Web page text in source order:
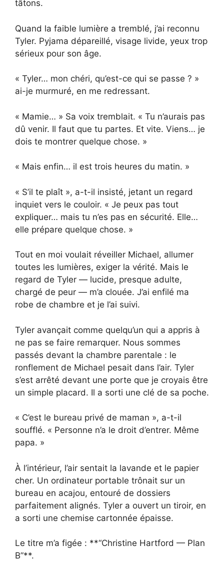
tâtons.
Quand la faible lumière a tremblé, j’ai reconnu
Tyler. Pyjama dépareillé, visage livide, yeux trop
sérieux pour son âge.
« Tyler… mon chéri, qu’est-ce qui se passe ? »
ai-je murmuré, en me redressant.
« Mamie… » Sa voix tremblait. « Tu n’aurais pas
dû venir. Il faut que tu partes. Et vite. Viens… je
dois te montrer quelque chose. »
« Mais enfin… il est trois heures du matin. »
« S’il te plaît », a-t-il insisté, jetant un regard
inquiet vers le couloir. « Je peux pas tout
expliquer… mais tu n’es pas en sécurité. Elle…
elle prépare quelque chose. »
Tout en moi voulait réveiller Michael, allumer
toutes les lumières, exiger la vérité. Mais le
regard de Tyler — lucide, presque adulte,
chargé de peur — m’a clouée. J’ai enfilé ma
robe de chambre et je l’ai suivi.
Tyler avançait comme quelqu’un qui a appris à
ne pas se faire remarquer. Nous sommes
passés devant la chambre parentale : le
ronflement de Michael pesait dans l’air. Tyler
s’est arrêté devant une porte que je croyais être
un simple placard. Il a sorti une clé de sa poche.
« C’est le bureau privé de maman », a-t-il
soufflé. « Personne n’a le droit d’entrer. Même
papa. »
À l’intérieur, l’air sentait la lavande et le papier
cher. Un ordinateur portable trônait sur un
bureau en acajou, entouré de dossiers
parfaitement alignés. Tyler a ouvert un tiroir, en
a sorti une chemise cartonnée épaisse.
Le titre m’a figée : **“Christine Hartford — Plan
B”**.